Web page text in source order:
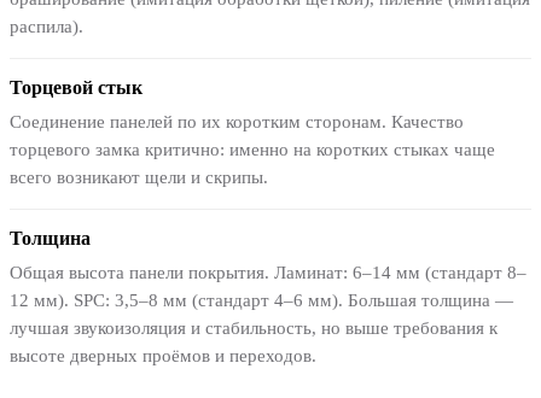
распила).
Торцевой стык
Соединение панелей по их коротким сторонам. Качество
торцевого замка критично: именно на коротких стыках чаще
всего возникают щели и скрипы.
Толщина
Общая высота панели покрытия. Ламинат: 6–14 мм (стандарт 8–
12 мм). SPC: 3,5–8 мм (стандарт 4–6 мм). Большая толщина —
лучшая звукоизоляция и стабильность, но выше требования к
высоте дверных проёмов и переходов.